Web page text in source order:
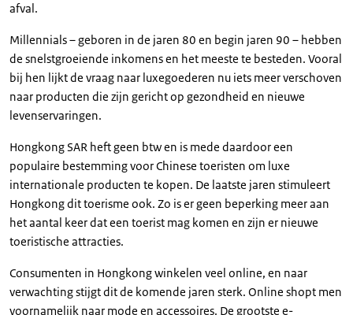
afval.
Millennials – geboren in de jaren 80 en begin jaren 90 – hebben
de snelstgroeiende inkomens en het meeste te besteden. Vooral
bij hen lijkt de vraag naar luxegoederen nu iets meer verschoven
naar producten die zijn gericht op gezondheid en nieuwe
levenservaringen.
Hongkong SAR heft geen btw en is mede daardoor een
populaire bestemming voor Chinese toeristen om luxe
internationale producten te kopen. De laatste jaren stimuleert
Hongkong dit toerisme ook. Zo is er geen beperking meer aan
het aantal keer dat een toerist mag komen en zijn er nieuwe
toeristische attracties.
Consumenten in Hongkong winkelen veel online, en naar
verwachting stijgt dit de komende jaren sterk. Online shopt men
voornamelijk naar mode en accessoires. De grootste e-